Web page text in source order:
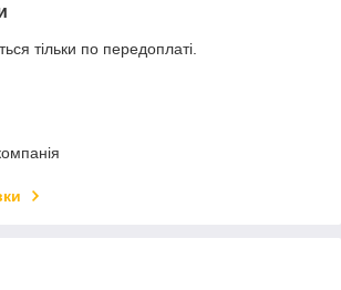
тільки по передоплаті.